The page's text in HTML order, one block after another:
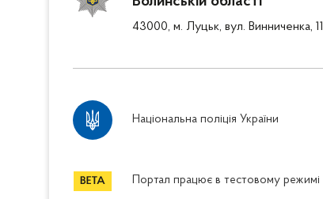
43000, м. Луцьк, вул. Винниченка, 11
Національна поліція України
Портал працює в тестовому режимі